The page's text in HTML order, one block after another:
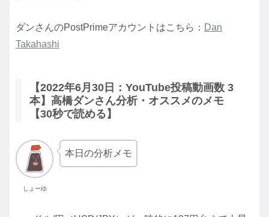
ダンさんのPostPrimeアカウントはこちら： Dan
Takahashi
【2022年6月30日：YouTube投稿動画数 3
本】高橋ダンさん分析・オススメのメモ
【30秒で読める】
しょーゆ
本日の分析メモ